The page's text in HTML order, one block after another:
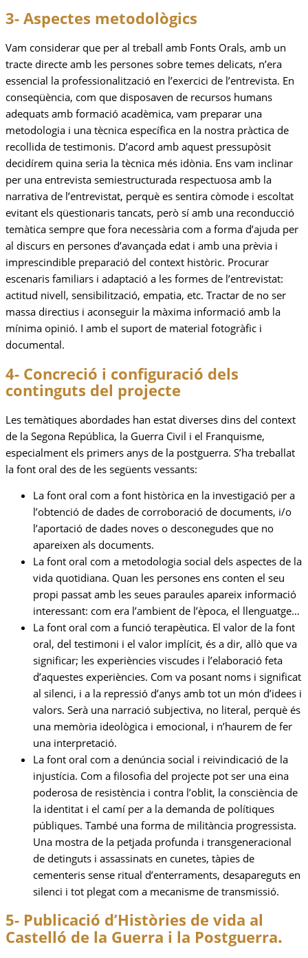
3- Aspectes metodològics
Vam considerar que per al treball amb Fonts Orals, amb un
tracte directe amb les persones sobre temes delicats, n’era
essencial la professionalització en l’exercici de l’entrevista. En
conseqüència, com que disposaven de recursos humans
adequats amb formació acadèmica, vam preparar una
metodologia i una tècnica específica en la nostra pràctica de
recollida de testimonis. D’acord amb aquest pressupòsit
decidírem quina seria la tècnica més idònia. Ens vam inclinar
per una entrevista semiestructurada respectuosa amb la
narrativa de l’entrevistat, perquè es sentira còmode i escoltat
evitant els qüestionaris tancats, però sí amb una reconducció
temàtica sempre que fora necessària com a forma d’ajuda per
al discurs en persones d’avançada edat i amb una prèvia i
imprescindible preparació del context històric. Procurar
escenaris familiars i adaptació a les formes de l’entrevistat:
actitud nivell, sensibilització, empatia, etc. Tractar de no ser
massa directius i aconseguir la màxima informació amb la
mínima opinió. I amb el suport de material fotogràfic i
documental.
4- Concreció i configuració dels
continguts del projecte
Les temàtiques abordades han estat diverses dins del context
de la Segona República, la Guerra Civil i el Franquisme,
especialment els primers anys de la postguerra. S’ha treballat
la font oral des de les següents vessants:
La font oral com a font històrica en la investigació per a
l’obtenció de dades de corroboració de documents, i/o
l’aportació de dades noves o desconegudes que no
apareixen als documents.
La font oral com a metodologia social dels aspectes de la
vida quotidiana. Quan les persones ens conten el seu
propi passat amb les seues paraules apareix informació
interessant: com era l’ambient de l’època, el llenguatge…
La font oral com a funció terapèutica. El valor de la font
oral, del testimoni i el valor implícit, és a dir, allò que va
significar; les experiències viscudes i l’elaboració feta
d’aquestes experiències. Com va posant noms i significat
al silenci, i a la repressió d’anys amb tot un món d’idees i
valors. Serà una narració subjectiva, no literal, perquè és
una memòria ideològica i emocional, i n’haurem de fer
una interpretació.
La font oral com a denúncia social i reivindicació de la
injustícia. Com a filosofia del projecte pot ser una eina
poderosa de resistència i contra l’oblit, la consciència de
la identitat i el camí per a la demanda de polítiques
públiques. També una forma de militància progressista.
Una mostra de la petjada profunda i transgeneracional
de detinguts i assassinats en cunetes, tàpies de
cementeris sense ritual d’enterraments, desapareguts en
silenci i tot plegat com a mecanisme de transmissió.
5- Publicació d’Històries de vida al
Castelló de la Guerra i la Postguerra.